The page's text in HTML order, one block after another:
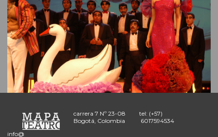
carrera 7 Nº 23-08
Bogotá, Colombia
tel: (+57)
6017594534
info@